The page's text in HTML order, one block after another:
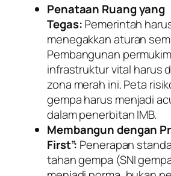
Penataan Ruang yang
Tegas:Pemerintah
menegakkan aturan
Pembangunan
infrastruktur vital harus
zona merah ini. Peta
gempa harus menjadi
dalam penerbitan IMB.
Membangun dengan
First”: Penerapan
tahan gempa (SNI